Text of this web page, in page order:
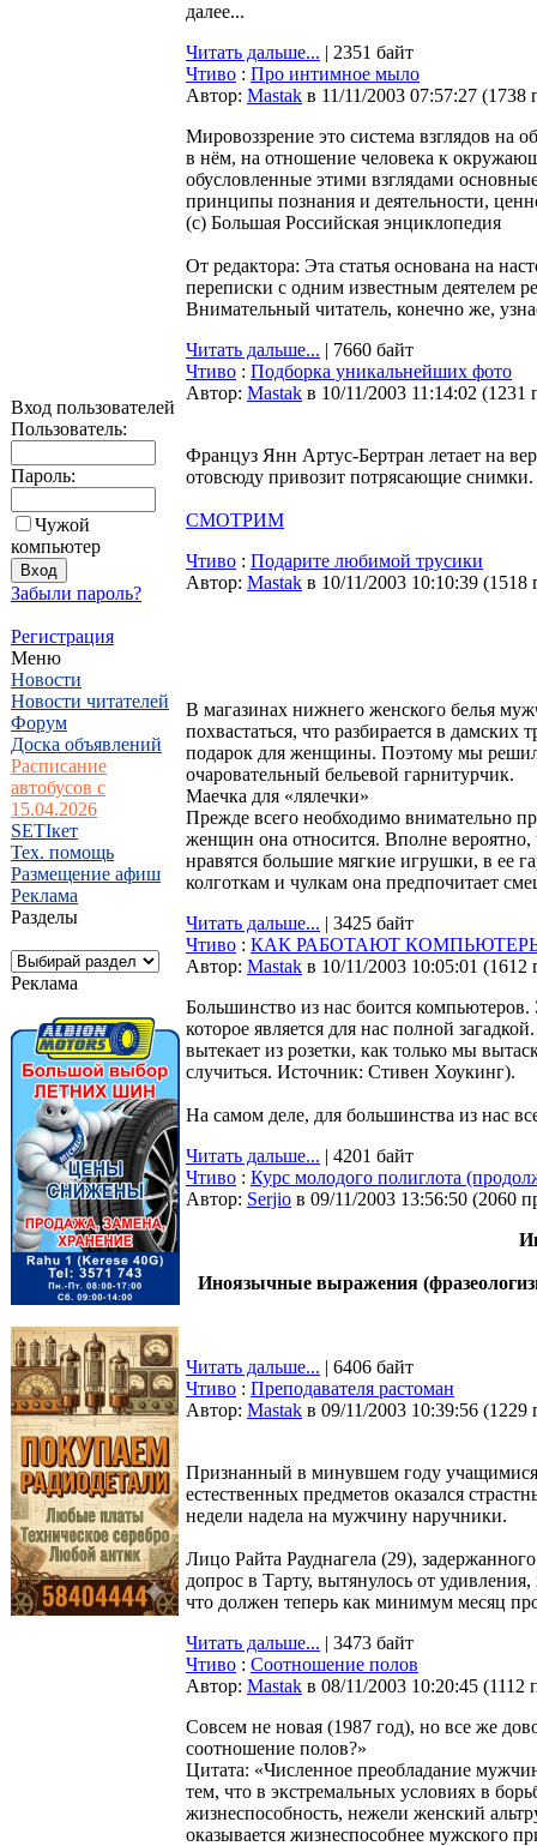
Вход пользователей
Пользователь:
Пароль:
Чужой
компьютер
Забыли пароль?
Регистрация
Меню
Новости
Новости читателей
Форум
Доска объявлений
Расписание
автобусов с
15.04.2026
SETIкет
Тех. помощь
Размещение афиш
Реклама
Разделы
Реклама
далее...
Читать дальше... | 2351 байт
Чтиво : Про интимное мыло
Автор: Мastak в 11/11/2003 07:57:27 (1738
Мировоззрение это система взглядов на
в нём, на отношение человека к
обусловленные этими взглядами
принципы познания и деятельности,
(c) Большая Российская энциклопедия
От редактора: Эта статья основана на
переписки с одним известным деятелем
Внимательный читатель, конечно же,
Читать дальше... | 7660 байт
Чтиво : Подборка уникальнейших фото
Автор: Мastak в 10/11/2003 11:14:02 (1231
Француз Янн Артус-Бертран летает на
отовсюду привозит потрясающие снимки.
СМОТРИМ
Чтиво : Подарите любимой трусики
Автор: Мastak в 10/11/2003 10:10:39 (1518
В магазинах нижнего женского белья
похвастаться, что разбирается в
подарок для женщины. Поэтому мы
очаровательный бельевой гарнитурчик.
Маечка для «лялечки»
Прежде всего необходимо внимательно
женщин она относится. Вполне
нравятся большие мягкие игрушки, в ее
колготкам и чулкам она предпочитает
Читать дальше... | 3425 байт
Чтиво : КАК РАБОТАЮТ
Автор: Мastak в 10/11/2003 10:05:01 (1612
Большинство из нас боится
которое является для нас полной
вытекает из розетки, как только мы
случиться. Источник: Стивен Хоукинг).
На самом деле, для большинства из нас
Читать дальше... | 4201 байт
Чтиво : Курс молодого полиглота
Автор: Serjio в 09/11/2003 13:56:50 (2060
Иноязычные выражения
Читать дальше... | 6406 байт
Чтиво : Преподавателя растоман
Автор: Мastak в 09/11/2003 10:39:56 (1229
Признанный в минувшем году
естественных предметов оказался
недели надела на мужчину наручники.
Лицо Райта Рауднагела (29),
допрос в Тарту, вытянулось от
что должен теперь как минимум месяц
Читать дальше... | 3473 байт
Чтиво : Соотношение полов
Автор: Мastak в 08/11/2003 10:20:45 (1112
Совсем не новая (1987 год), но все же
соотношение полов?»
Цитата: «Численное преобладание
тем, что в экстремальных условиях в
жизнеспособность, нежели женский
оказывается жизнеспособнее мужского